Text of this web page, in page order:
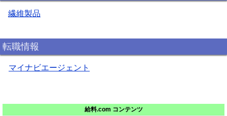
繊維製品
転職情報
マイナビエージェント
給料.com コンテンツ